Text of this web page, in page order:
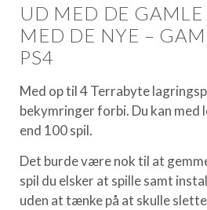
UD MED DE
MED DE NYE –
PS4
Med op til 4 Terrabyte
bekymringer forbi. Du kan med
end 100 spil.
Det burde være nok til at
spil du elsker at spille samt
uden at tænke på at skulle